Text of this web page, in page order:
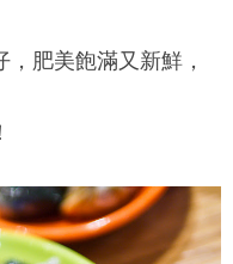
，肥美飽滿又新鮮，